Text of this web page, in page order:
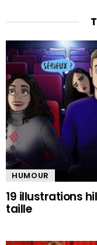
HUMOUR
19 illustrations
taille